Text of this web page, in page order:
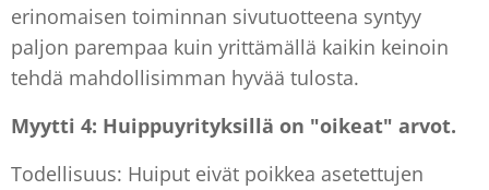
erinomaisen toiminnan sivutuotteena syntyy
paljon parempaa kuin yrittämällä kaikin keinoin
tehdä mahdollisimman hyvää tulosta.
Myytti 4: Huippuyrityksillä on "oikeat" arvot.
Todellisuus: Huiput eivät poikkea asetettujen